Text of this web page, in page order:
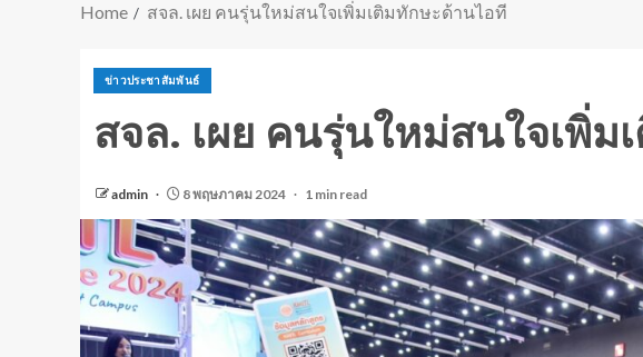
Home สจล. เผย คนรุ่นใหม่สนใจเพิ่มเติมทักษะด้านไอที
ข่าวประชาสัมพันธ์
สจล. เผย คนรุ่นใหม่สนใจเพิ่
admin 8 พฤษภาคม 2024 1 min read